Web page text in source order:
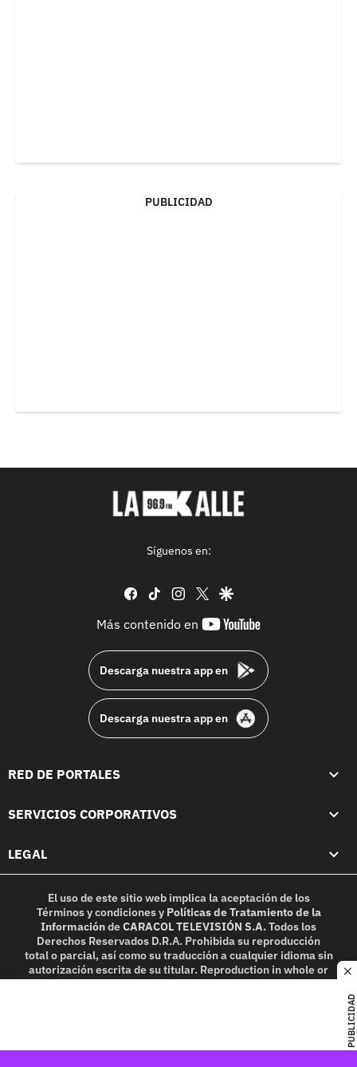
PUBLICIDAD
PUBLICIDAD
Síguenos en:
facebook
tiktok instagram
twittergoogle
Más contenido en
youtube-
Descarga nuestra app en
Descarga nuestra app en
RED DE PORTALES
SERVICIOS CORPORATIVOS
LEGAL
El uso de este sitio web implica la aceptación de los
Términos y condicionesy Políticas de Tratamiento de la
InformacióndeCARACOL TELEVISIÓN S.A.Todos los
Derechos Reservados D.R.A. Prohibida su reproducción
total o parcial, así como su traducción a cualquier idioma sin
autorización escrita de su titular. Reproduction in whole or
in part, or translation without written permission is